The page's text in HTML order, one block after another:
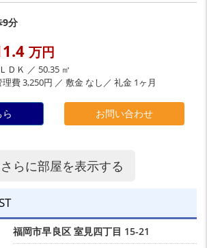
9分
万円
ＤＫ ／ 50.35 ㎡
理費 3,250円 ／ 敷金 なし／ 礼金 1ヶ月
お問い合わせ
さらに部屋を表示する
福岡市早良区 室見四丁目 15-21